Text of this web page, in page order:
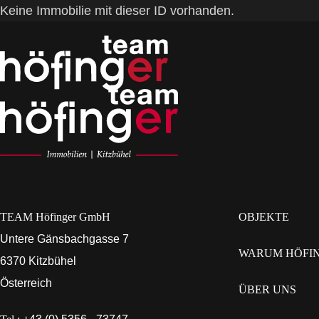
Keine Immobilie mit dieser ID vorhanden.
TEAM Höfinger GmbH
Untere Gänsbachgasse 7
6370 Kitzbühel
Österreich
OBJEKTE
WARUM
ÜBER UNS